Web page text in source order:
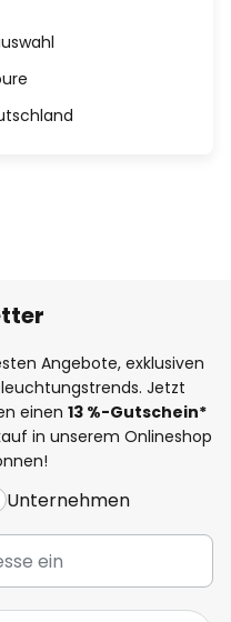
Angebote, exklusiven
Jetzt
einen 13 %-Gutschein*
in unserem Onlineshop
Unternehmen